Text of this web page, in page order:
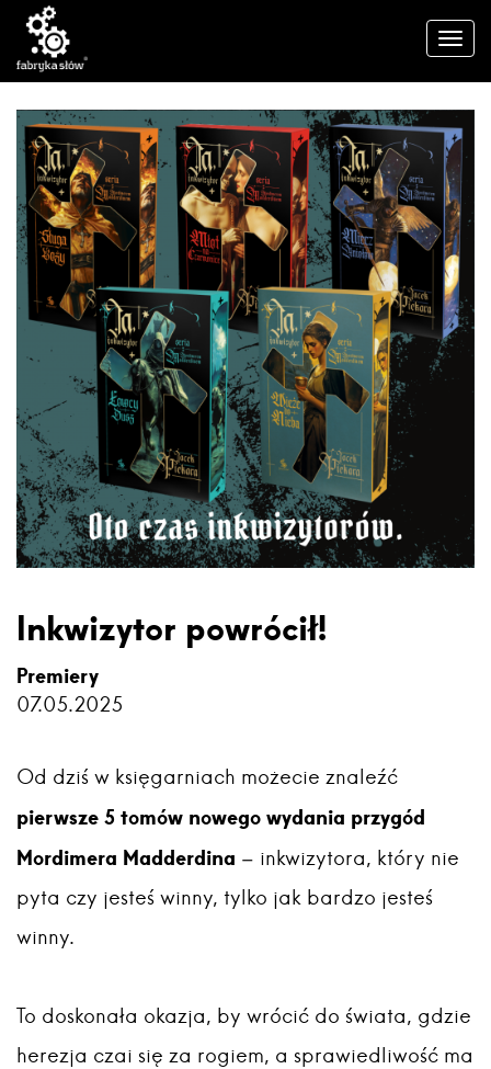
Inkwizytor powrócił!
Premiery
07.05.2025
Od dziś w księgarniach możecie znaleźć
pierwsze 5 tomów nowego wydania przygód
Mordimera Madderdina – inkwizytora, który nie
pyta czy jesteś winny, tylko jak bardzo jesteś
winny.
To doskonała okazja, by wrócić do świata, gdzie
herezja czai się za rogiem, a sprawiedliwość ma